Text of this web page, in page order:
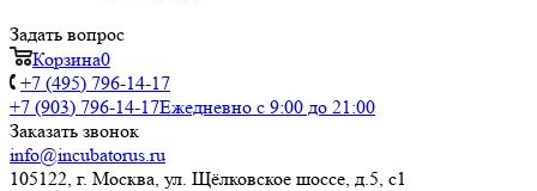
Задать вопрос
Корзина0
+7 (495) 796-14-17
+7 (903) 796-14-17Ежедневно с 9:00 до 21:00
Заказать звонок
info@incubatorus.ru
105122, г. Москва, ул. Щёлковское шоссе, д.5, с1